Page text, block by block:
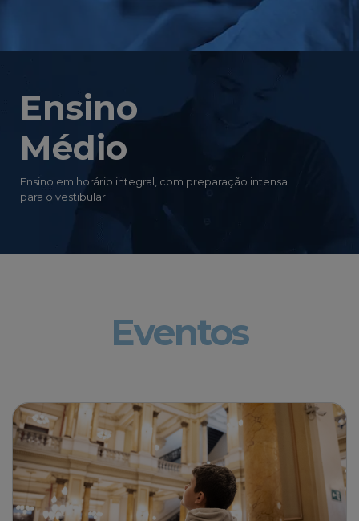
Ensino
Médio
Ensino em horário integral, com preparação intensa
para o vestibular.
Eventos